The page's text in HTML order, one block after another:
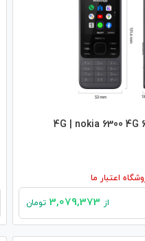
اعتبار ما
از تومان